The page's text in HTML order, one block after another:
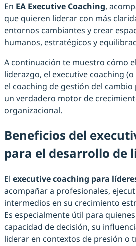
En EA Executive Coaching,
que quieren liderar con más
entornos cambiantes y crear
humanos, estratégicos y
A continuación te muestro cómo
liderazgo, el executive coaching
el coaching de gestión del
un verdadero motor de
organizacional.
Beneficios del
para el desarrollo de
El executive coaching para
acompañar a profesionales,
intermedios en su crecimiento
Es especialmente útil para
capacidad de decisión, su
liderar en contextos de presión o